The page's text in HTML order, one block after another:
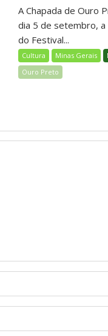
A Chapada de Ouro
dia 5 de setembro, a
do Festival...
Cultura Minas Gerais
Ouro Preto